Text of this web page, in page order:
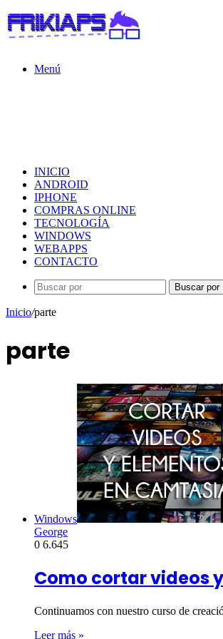
Menú
INICIO
ANDROID
IPHONE
COMPRAS ONLINE
TECNOLOGÍA
WINDOWS
WEBAPPS
CONTACTO
Buscar por
Inicio/parte
parte
Windows
George
0 6.645
Como cortar videos
Continuamos con nuestro curso de
Leer más »